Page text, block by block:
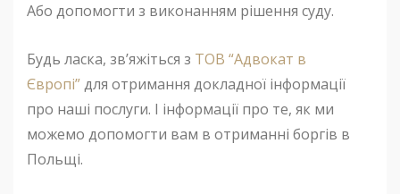
Або допомогти з виконанням рішення суду.
Будь ласка, зв’яжіться з ТОВ “Адвокат в
Європі”для отримання докладної інформації
про наші послуги. І інформації про те, як ми
можемо допомогти вам в отриманні боргів в
Польщі.